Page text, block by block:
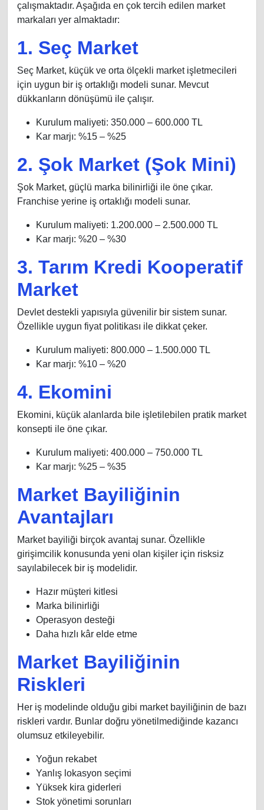
çalışmaktadır. Aşağıda en çok tercih edilen market
markaları yer almaktadır:
1. Seç Market
Seç Market, küçük ve orta ölçekli market işletmecileri
için uygun bir iş ortaklığı modeli sunar. Mevcut
dükkanların dönüşümü ile çalışır.
Kurulum maliyeti: 350.000 – 600.000 TL
Kar marjı: %15 – %25
2. Şok Market (Şok Mini)
Şok Market, güçlü marka bilinirliği ile öne çıkar.
Franchise yerine iş ortaklığı modeli sunar.
Kurulum maliyeti: 1.200.000 – 2.500.000 TL
Kar marjı: %20 – %30
3. Tarım Kredi Kooperatif
Market
Devlet destekli yapısıyla güvenilir bir sistem sunar.
Özellikle uygun fiyat politikası ile dikkat çeker.
Kurulum maliyeti: 800.000 – 1.500.000 TL
Kar marjı: %10 – %20
4. Ekomini
Ekomini, küçük alanlarda bile işletilebilen pratik market
konsepti ile öne çıkar.
Kurulum maliyeti: 400.000 – 750.000 TL
Kar marjı: %25 – %35
Market Bayiliğinin
Avantajları
Market bayiliği birçok avantaj sunar. Özellikle
girişimcilik konusunda yeni olan kişiler için risksiz
sayılabilecek bir iş modelidir.
Hazır müşteri kitlesi
Marka bilinirliği
Operasyon desteği
Daha hızlı kâr elde etme
Market Bayiliğinin
Riskleri
Her iş modelinde olduğu gibi market bayiliğinin de bazı
riskleri vardır. Bunlar doğru yönetilmediğinde kazancı
olumsuz etkileyebilir.
Yoğun rekabet
Yanlış lokasyon seçimi
Yüksek kira giderleri
Stok yönetimi sorunları